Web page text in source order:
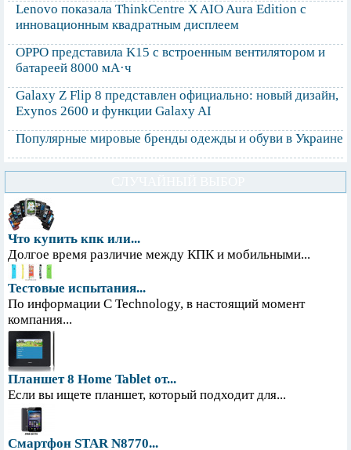
Lenovo показала ThinkCentre X AIO Aura Edition с
инновационным квадратным дисплеем
OPPO представила K15 с встроенным вентилятором и
батареей 8000 мА·ч
Galaxy Z Flip 8 представлен официально: новый дизайн,
Exynos 2600 и функции Galaxy AI
Популярные мировые бренды одежды и обуви в Украине
Что купить кпк или...
Долгое время различие между КПК и мобильными...
Тестовые испытания...
По информации С Technology, в настоящий момент
компания...
Планшет 8 Home Tablet от...
Если вы ищете планшет, который подходит для...
Смартфон STAR N8770...